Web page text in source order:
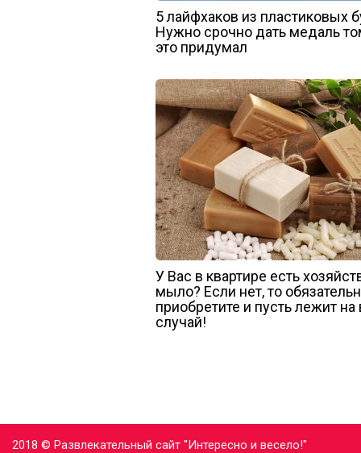
5 лайфхаков из пластиковых
Нужно срочно дать медаль
это придумал
У Вас в квартире есть
мыло? Если нет, то
приобретите и пусть лежит на
случай!
2018 © Развлекательный сайт "Интересно и весело!"